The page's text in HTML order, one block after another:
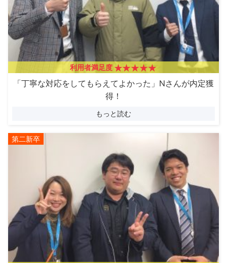
利用者満足度
「丁寧な対応をしてもらえてよかった」Nさんが内定獲
得！
もっと読む
第二新卒